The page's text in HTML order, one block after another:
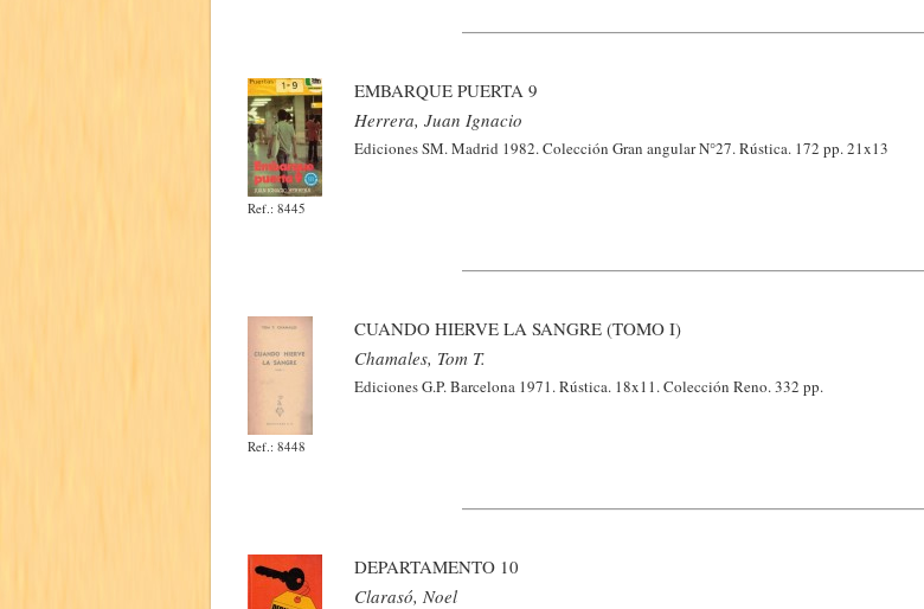
Ref.: 8445
EMBARQUE PUERTA 9
Herrera, Juan Ignacio
Ediciones SM. Madrid 1982. Colección Gran angular N°27. Rústica. 172 pp. 21x13
Ref.: 8448
CUANDO HIERVE LA SANGRE (TOMO I)
Chamales, Tom T.
Ediciones G.P. Barcelona 1971. Rústica. 18x11. Colección Reno. 332 pp.
DEPARTAMENTO 10
Clarasó, Noel